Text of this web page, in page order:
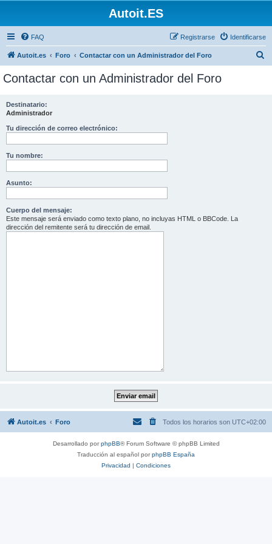
Autoit.ES
FAQ Identificarse
Registrarse
Autoit.es Foro Contactar con un Administrador del Foro
Contactar con un Administrador del Foro
Destinatario:
Administrador
Tu dirección de correo electrónico:
Tu nombre:
Asunto:
Cuerpo del mensaje:
Este mensaje será enviado como texto plano, no incluyas HTML o BBCode. La
dirección del remitente será tu dirección de email.
Autoit.es Foro Todos los horarios son UTC+02:00
Desarrollado porphpBB® Forum Software © phpBB Limited
Traducción al español porphpBB España
Privacidad | Condiciones